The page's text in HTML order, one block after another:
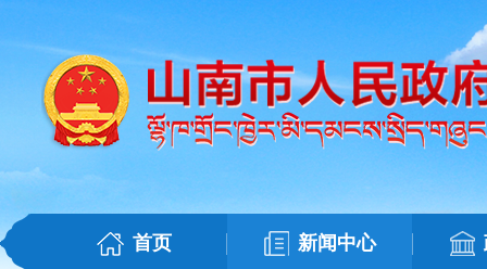
首页 新闻中心